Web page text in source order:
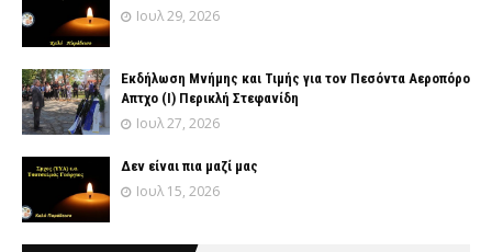
Ιουλ 29, 2026
Εκδήλωση Μνήμης και Τιμής για τον Πεσόντα Αεροπόρο
Απτχο (Ι) Περικλή Στεφανίδη
Ιουλ 27, 2026
Δεν είναι πια μαζί μας
Ιουλ 15, 2026